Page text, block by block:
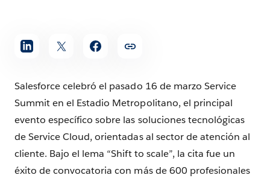
Salesforce celebró el pasado 16 de marzo Service
Summit en el Estadio Metropolitano, el principal
evento específico sobre las soluciones tecnológicas
de Service Cloud, orientadas al sector de atención al
cliente. Bajo el lema “Shift to scale”, la cita fue un
éxito de convocatoria con más de 600 profesionales